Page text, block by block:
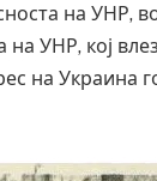
на УНР,
УНР, кој
на Украина